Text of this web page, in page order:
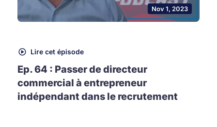
Nov 1, 2023
Lire cet épisode
Ep. 64 : Passer de directeur
commercial à entrepreneur
indépendant dans le recrutement